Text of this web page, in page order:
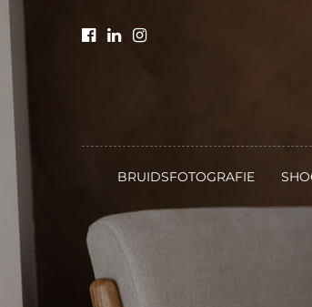
BRUIDSFOTOGRAFIE